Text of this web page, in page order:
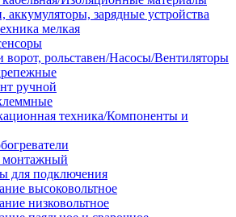
аккумуляторы, зарядные устройства
мелкая
ворот, рольставен/Насосы/Вентиляторы
ручной
техника/Компоненты и
монтажный
для подключения
высоковольтное
низковольтное